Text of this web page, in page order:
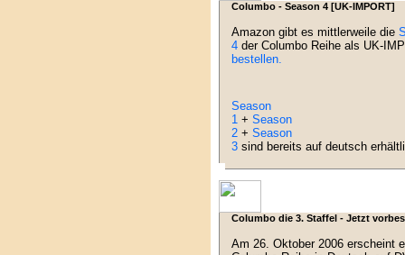
Columbo - Season 4 [UK-IMPORT]
Amazon gibt es mittlerweile die
4der Columbo Reihe als UK-
bestellen.
Season
1+ Season
2+ Season
3sind bereits auf deutsch
Columbo die 3. Staffel - Jetzt
Am 26. Oktober 2006 erscheint